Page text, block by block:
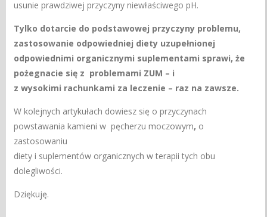
usunie prawdziwej przyczyny niewłaściwego pH.
Tylko dotarcie do podstawowej przyczyny problemu,
zastosowanie odpowiedniej diety uzupełnionej
odpowiednimi organicznymi suplementami sprawi, że
pożegnacie się z problemami ZUM – i
z wysokimi rachunkami za leczenie – raz na zawsze.
W kolejnych artykułach dowiesz się o przyczynach
powstawania kamieni w pęcherzu moczowym, o
zastosowaniu
diety i suplementów organicznych w terapii tych obu
dolegliwości.
Dziękuję.